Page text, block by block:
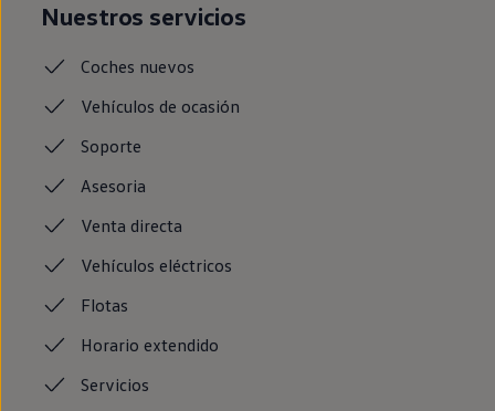
Nuestros servicios
Coches nuevos
Vehículos de ocasión
Soporte
Asesoria
Ventadirecta
Vehículos eléctricos
Flotas
Horario extendido
Servicios